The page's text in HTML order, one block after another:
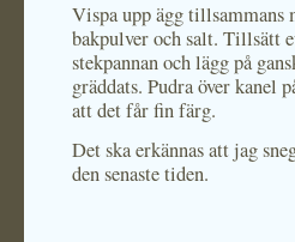
Vispa upp ägg
bakpulver och salt. Tillsätt
stekpannan och lägg på
gräddats. Pudra över kanel
att det får fin färg.
Det ska erkännas att jag
den senaste tiden.